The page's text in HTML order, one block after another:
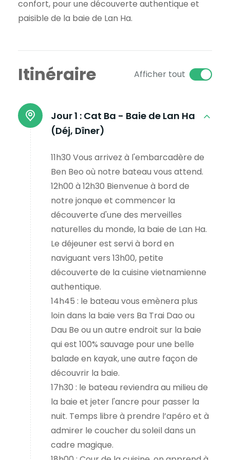
confort, pour une découverte authentique et
paisible de la baie de Lan Ha.
Itinéraire Afficher tout
Jour 1 : Cat Ba - Baie de Lan Ha
(Déj, Dîner)
11h30 Vous arrivez à l'embarcadère de
Ben Beo où notre bateau vous attend.
12h00 à 12h30 Bienvenue à bord de
notre jonque et commencer la
découverte d'une des merveilles
naturelles du monde, la baie de Lan Ha.
Le déjeuner est servi à bord en
naviguant vers 13h00, petite
découverte de la cuisine vietnamienne
authentique.
14h45 : le bateau vous emènera plus
loin dans la baie vers Ba Trai Dao ou
Dau Be ou un autre endroit sur la baie
qui est 100% sauvage pour une belle
balade en kayak, une autre façon de
découvrir la baie.
17h30 : le bateau reviendra au milieu de
la baie et jeter l'ancre pour passer la
nuit. Temps libre à prendre l’apéro et à
admirer le coucher du soleil dans un
cadre magique.